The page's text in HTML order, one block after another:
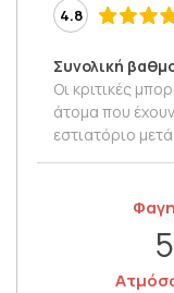
4.8
Συνολική
Οι κριτικές
άτομα που
εστιατόριο
5